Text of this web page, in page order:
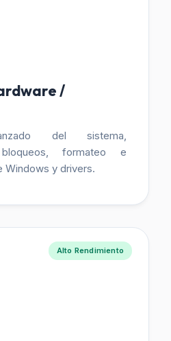
/
del sistema,
formateo e
Windows y drivers.
Alto Rendimiento